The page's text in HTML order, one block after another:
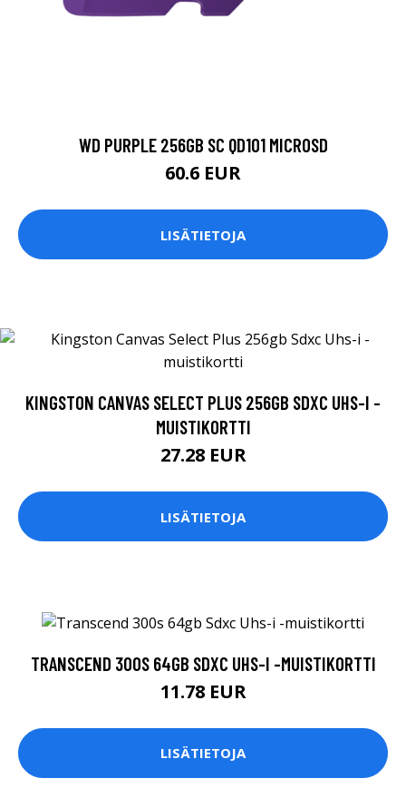
WD PURPLE 256GB SC QD101 MICROSD
60.6 EUR
LISÄTIETOJA
KINGSTON CANVAS SELECT PLUS 256GB SDXC UHS-I -
MUISTIKORTTI
27.28 EUR
LISÄTIETOJA
TRANSCEND 300S 64GB SDXC UHS-I -MUISTIKORTTI
11.78 EUR
LISÄTIETOJA